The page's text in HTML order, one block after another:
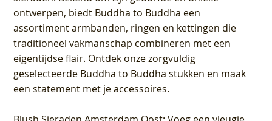
ontwerpen, biedt Buddha to Buddha een
assortiment armbanden, ringen en kettingen die
traditioneel vakmanschap combineren met een
eigentijdse flair. Ontdek onze zorgvuldig
geselecteerde Buddha to Buddha stukken en maak
een statement met je accessoires.